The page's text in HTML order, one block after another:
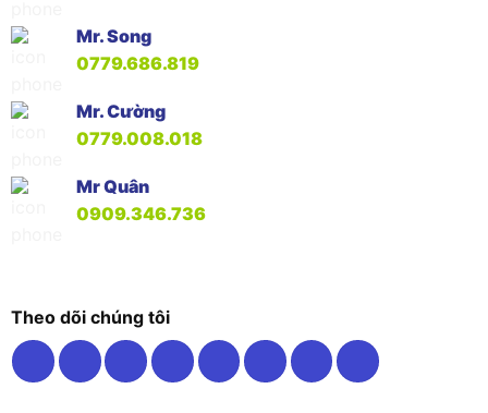
Mr. Song
0779.686.819
Mr. Cường
0779.008.018
Mr Quân
0909.346.736
Theo dõi chúng tôi